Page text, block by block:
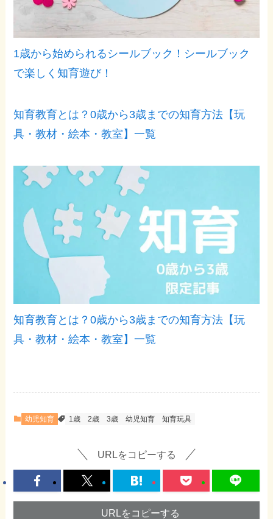
1歳から始められるシールブック！シールブック
で楽しく知育遊び！
知育教育とは？0歳から3歳までの知育方法【玩
具・教材・絵本・教室】一覧
知育教育とは？0歳から3歳までの知育方法【玩
具・教材・絵本・教室】一覧
幼児知育 1歳 2歳 3歳 幼児知育 知育玩具
URLをコピーする
URLをコピーする